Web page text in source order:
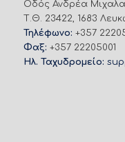
Οδός Ανδρέα
Τ.Θ. 23422, 1683
Τηλέφωνο: +357
Φαξ: +357 22205001
Ηλ. Ταχυδρομείο: